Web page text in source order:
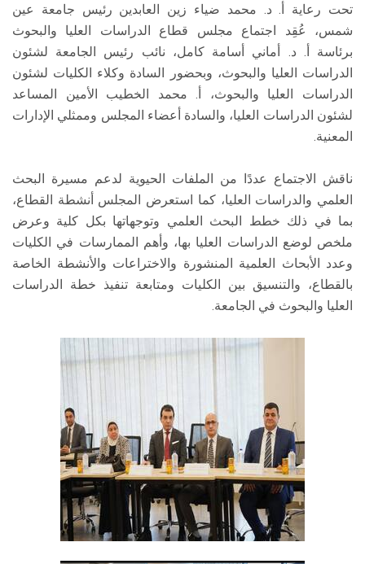
تحت رعاية أ. د. محمد ضياء زين العابدين رئيس جامعة عين
شمس، عُقِد اجتماع مجلس قطاع الدراسات العليا والبحوث
برئاسة أ. د. أماني أسامة كامل، نائب رئيس الجامعة لشئون
الدراسات العليا والبحوث، وبحضور السادة وكلاء الكليات لشئون
الدراسات العليا والبحوث، أ. محمد الخطيب الأمين المساعد
لشئون الدراسات العليا، والسادة أعضاء المجلس وممثلي الإدارات
المعنية.
ناقش الاجتماع عددًا من الملفات الحيوية لدعم مسيرة البحث
العلمي والدراسات العليا، كما استعرض المجلس أنشطة القطاع،
بما في ذلك خطط البحث العلمي وتوجهاتها بكل كلية وعرض
ملخص لوضع الدراسات العليا بها، وأهم الممارسات في الكليات
وعدد الأبحاث العلمية المنشورة والاختراعات والأنشطة الخاصة
بالقطاع، والتنسيق بين الكليات ومتابعة تنفيذ خطة الدراسات
العليا والبحوث في الجامعة.